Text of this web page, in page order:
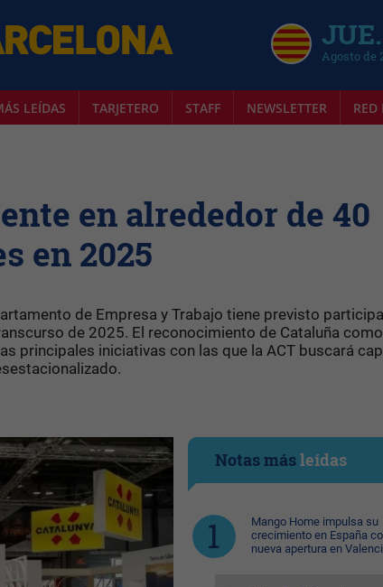
Agosto de
LEÍDAS TARJETERO STAFF NEWSLETTER
en alrededor de 40
en 2025
de Empresa y Trabajo tiene previsto
de 2025. El reconocimiento de Cataluña como
principales iniciativas con las que la ACT buscará
Notas másleídas
Mango Home impulsa su
crecimiento en España
nueva apertura en